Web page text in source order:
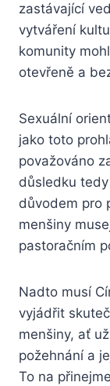
zastávající
vytváření
komunity
otevřeně a
Sexuální
jako toto
považováno
důsledku
důvodem pro
menšiny
pastoračním
Nadto musí
vyjádřit
menšiny, ať
požehnání a
To na